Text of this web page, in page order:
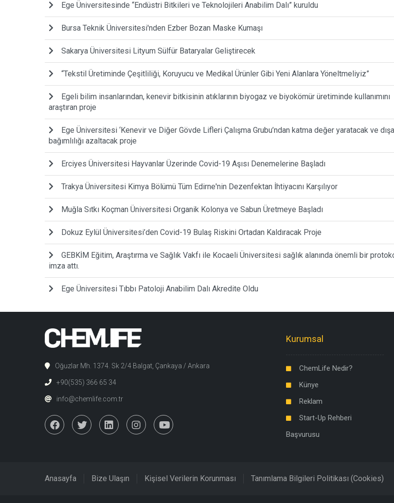
Ege Üniversitesinde “Endüstri Bitkileri ve Teknolojileri Anabilim Dalı” kuruldu
Bursa Teknik Üniversitesi'nden Ezber Bozan Maske Kumaşı
Sakarya Üniversitesi Lityum Sülfür Bataryalar Geliştirecek
“Tekstil Üretiminde Çeşitliliği, Koruyucu ve Medikal Ürünler Gibi Yeni Alanlara Yöneltmeliyiz”
Egeli bilim insanlarından, kenevir bitkisinin atıklarının biyogaz ve biyokömür üretiminde kullanımını
araştıran proje
Ege Üniversitesi ‘Kenevir ve Diğer Gövde Lifleri Çalışma Grubu’ndan katma değer yaratacak ve dışa
bağımlılığı azaltacak proje
Erciyes Üniversitesi Hayvanlar Üzerinde Covid-19 Aşısı Denemelerine Başladı
Trakya Üniversitesi Kimya Bölümü Tüm Edirne'nin Dezenfektan İhtiyacını Karşılıyor
Muğla Sıtkı Koçman Üniversitesi Organik Kolonya ve Sabun Üretmeye Başladı
Dokuz Eylül Üniversitesi’den Covid-19 Bulaş Riskini Ortadan Kaldıracak Proje
GEBKİM Eğitim, Araştırma ve Sağlık Vakfı ile Kocaeli Üniversitesi sağlık alanında önemli bir
imza attı.
Ege Üniversitesi Tıbbı Patoloji Anabilim Dalı Akredite Oldu
Oğuzlar Mh. 1374. Sk 2/4 Balgat, Çankaya / Ankara
+90(535) 366 65 34
info@chemlife.com.tr
Kurumsal
ChemLife Nedir?
Künye
Reklam
Start-Up Rehberi
Başvurusu
Anasayfa Bize Ulaşın Kişisel Verilerin Korunması Tanımlama Bilgileri Politikası (Cookies)